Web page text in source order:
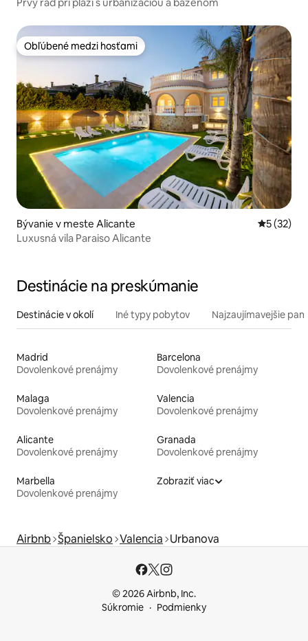
Obľúbené medzi hosťami
Obľúbené medzi hosťami
Bývanie v meste Alicante
5 (32)
Luxusná vila Paraiso Alicante
Destinácie na preskúmanie
Destinácie v okolí Iné typy pobytov Najzaujímavejšie
Madrid
Dovolenkové prenájmy
Barcelona
Dovolenkové prenájmy
Malaga
Dovolenkové prenájmy
Valencia
Dovolenkové prenájmy
Alicante
Dovolenkové prenájmy
Granada
Dovolenkové prenájmy
Marbella
Dovolenkové prenájmy
Zobraziť viac
Airbnb Španielsko Valencia Urbanova
© 2026 Airbnb, Inc.
Súkromie
Podmienky